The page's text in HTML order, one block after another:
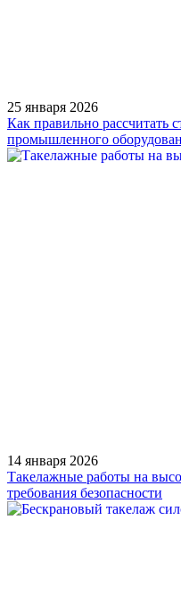
25 января 2026
Как правильно рассчитать
промышленного
14 января 2026
Такелажные работы на
требования безопасности